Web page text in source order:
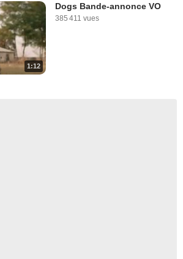
1:12
Dogs Bande-annonce VO
385 411 vues